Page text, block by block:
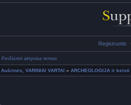
Registruotis
Peržiūrėti aktyvias temas
Aušrinės, VARINIAI VARTAI » ARCHEOLOGIJA ir keisti